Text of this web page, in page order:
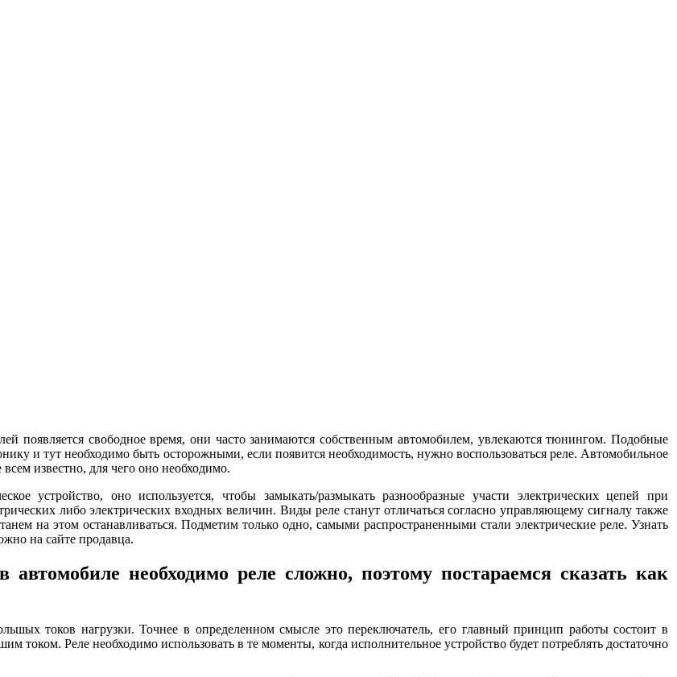
появляется свободное время, они часто занимаются собственным автомобилем, увлекаются тюнингом. Подобные
и тут необходимо быть осторожными, если появится необходимость, нужно воспользоваться реле. Автомобильное
известно, для чего оно необходимо.
устройство, оно используется, чтобы замыкать/размыкать разнообразные участи электрических цепей при
либо электрических входных величин. Виды реле станут отличаться согласно управляющему сигналу также
на этом останавливаться. Подметим только одно, самыми распространенными стали электрические реле. Узнать
на сайте продавца.
необходимо реле сложно, поэтому постараемся сказать как
токов нагрузки. Точнее в определенном смысле это переключатель, его главный принцип работы состоит в
током. Реле необходимо использовать в те моменты, когда исполнительное устройство будет потреблять достаточно